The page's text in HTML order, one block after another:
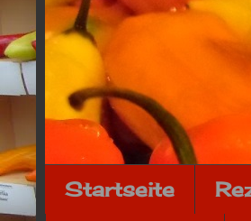
Startseite